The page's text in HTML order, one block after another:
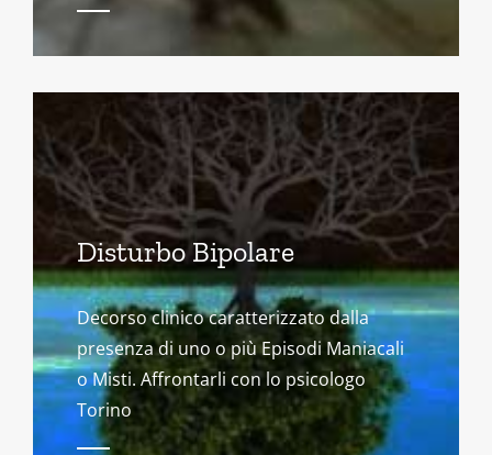
Disturbo Bipolare
Decorso clinico caratterizzato dalla
presenza di uno o più Episodi Maniacali
o Misti. Affrontarli con lo psicologo
Torino